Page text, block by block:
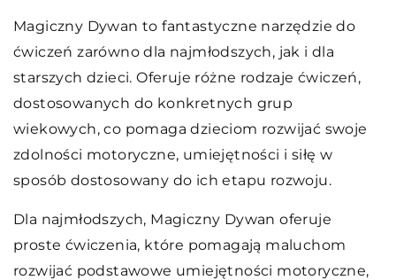
Magiczny Dywan to fantastyczne narzędzie do
ćwiczeń zarówno dla najmłodszych, jak i dla
starszych dzieci. Oferuje różne rodzaje ćwiczeń,
dostosowanych do konkretnych grup
wiekowych, co pomaga dzieciom rozwijać swoje
zdolności motoryczne, umiejętności i siłę w
sposób dostosowany do ich etapu rozwoju.
Dla najmłodszych, Magiczny Dywan oferuje
proste ćwiczenia, które pomagają maluchom
rozwijać podstawowe umiejętności motoryczne,